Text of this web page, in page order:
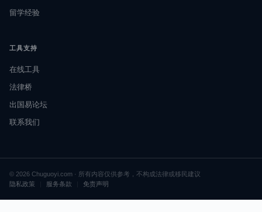
留学经验
工具支持
在线工具
法律桥
出国易论坛
联系我们
© 2026 Chuguoyi.com · 所有内容仅供参考，不构成法律或移民建议
隐私政策
服务条款 免责声明